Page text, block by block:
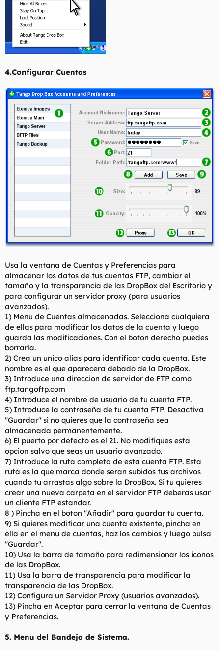
4.Configurar Cuentas
Usa la ventana de Cuentas y Preferencias para
almacenar los datos de tus cuentas FTP, cambiar el
tamaño y la transparencia de las DropBox del Escritorio y
para configurar un servidor proxy (para usuarios
avanzados).
1) Menu de Cuentas almacenadas. Selecciona cualquiera
de ellas para modificar los datos de la cuenta y luego
guarda las modificaciones. Con el boton derecho puedes
borrarla.
2) Crea un unico alias para identificar cada cuenta. Este
nombre es el que aparecera debado de la DropBox.
3) Introduce una direccion de servidor de FTP como
ftp.tangoftp.com
4) Introduce el nombre de usuario de tu cuenta FTP.
5) Introduce la contraseña de tu cuenta FTP. Desactiva
"Guardar" si no quieres que la contraseña sea
almacenada permanentemente.
6) El puerto por defecto es el 21. No modifiques esta
opcion salvo que seas un usuario avanzado.
7) Introduce la ruta completa de esta cuenta FTP. Esta
ruta es la que marca donde seran subidos tus archivos
cuando tu arrastas algo sobre la DropBox. Si tu quieres
crear una nueva carpeta en el servidor FTP deberas usar
un cliente FTP estandar.
8 ) Pincha en el boton "Añadir" para guardar tu cuenta.
9) Si quieres modificar una cuenta existente, pincha en
ella en el menu de cuentas, haz los cambios y luego pulsa
"Guardar".
10) Usa la barra de tamaño para redimensionar los iconos
de las DropBox.
11) Usa la barra de transparencia para modificar la
transparencia de las DropBox.
12) Configura un Servidor Proxy (usuarios avanzados).
13) Pincha en Aceptar para cerrar la ventana de Cuentas
y Preferencias.
5. Menu del Bandeja de Sistema.